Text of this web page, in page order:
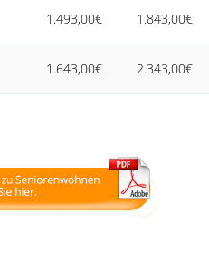
1.493,00€ 1.843,00€
1.643,00€ 2.343,00€